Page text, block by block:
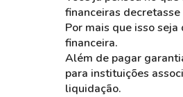
financeiras
Por mais que isso
financeira.
Além de pagar
para instituições
liquidação.